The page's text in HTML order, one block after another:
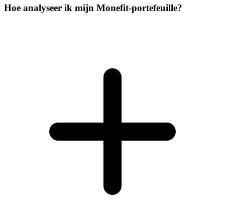
Hoe analyseer ik mijn Monefit-portefeuille?